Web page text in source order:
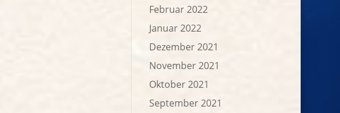
Februar 2022
Januar 2022
Dezember 2021
November 2021
Oktober 2021
September 2021